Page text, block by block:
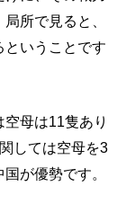
所で見ると、
いうことです
母は11隻あり
しては空母を3
が優勢です。